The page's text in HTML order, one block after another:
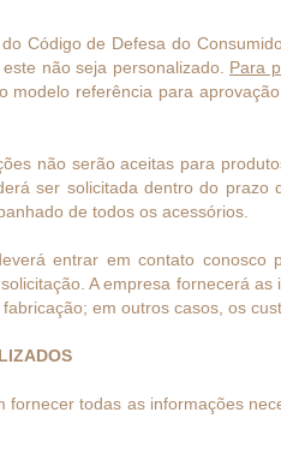
Código de Defesa do
não seja personalizado. Para
modelo referência para
não serão aceitas para
ser solicitada dentro do
de todos os acessórios.
entrar em contato conosco
A empresa fornecerá
em outros casos, os
todas as informações